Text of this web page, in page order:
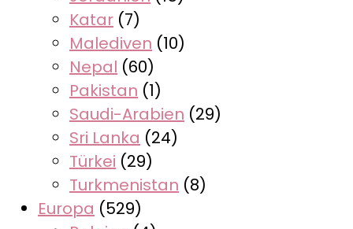
Katar (7)
Malediven (10)
Nepal (60)
Pakistan (1)
Saudi-Arabien (29)
Sri Lanka (24)
Türkei (29)
Turkmenistan (8)
Europa (529)